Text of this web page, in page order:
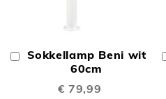
Sokkellamp Beni wit
60cm
€ 79,99
In
Winkelwagen